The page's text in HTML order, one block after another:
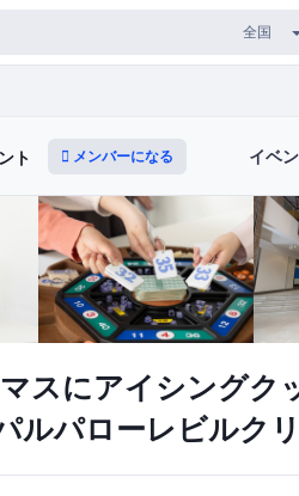
ト メンバーになる イベ
スにアイシングク
ルパローレビルク